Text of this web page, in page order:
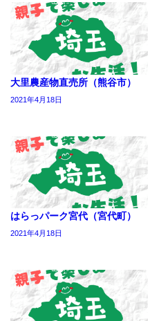
大里農産物直売所（熊谷市）
2021年4月18日
はらっパーク宮代（宮代町）
2021年4月18日